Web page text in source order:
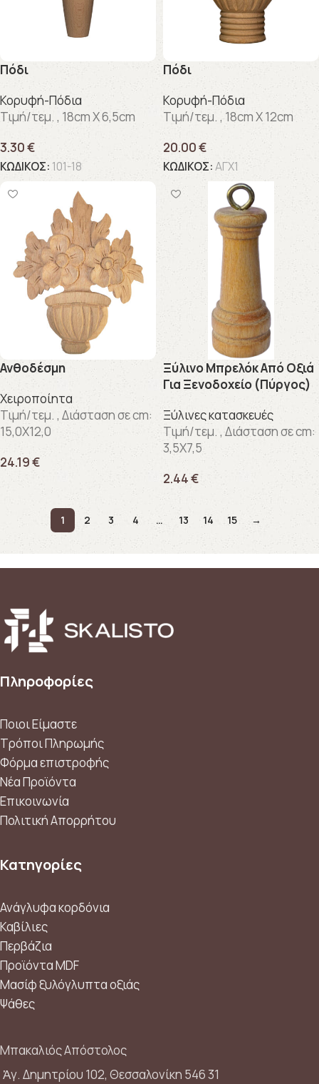
Πόδι
Κορυφή-Πόδια
Τιμή/τεμ. , 18cm X 6,5cm
3.30€
ΚΩΔΙΚΟΣ: 101-18
Πόδι
Κορυφή-Πόδια
Τιμή/τεμ. , 18cm X 12cm
20.00€
ΚΩΔΙΚΟΣ:ΑΓΧ1
Ανθοδέσμη
Χειροποίητα
Τιμή/τεμ. , Διάσταση σε cm:
15,0X12,0
24.19€
Ξύλινο Μπρελόκ Από Οξιά
Για Ξενοδοχείο (Πύργος)
Ξύλινες κατασκευές
Τιμή/τεμ. , Διάσταση σε cm:
3,5X7,5
2.44€
1 2 3 4 … 13 14 15 →
Πληροφορίες
Ποιοι Είμαστε
Τρόποι Πληρωμής
Φόρμα επιστροφής
Νέα Προϊόντα
Επικοινωνία
Πολιτική Απορρήτου
Κατηγορίες
Ανάγλυφα κορδόνια
Καβίλιες
Περβάζια
Προϊόντα MDF
Μασίφ ξυλόγλυπτα οξιάς
Ψάθες
Μπακαλιός Απόστολος
Ἁγ. Δημητρίου 102, Θεσσαλονίκη 546 31